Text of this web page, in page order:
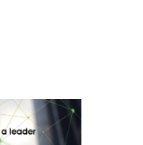
成為 EJ Tech 會員
最新資訊（附創業懶人包）